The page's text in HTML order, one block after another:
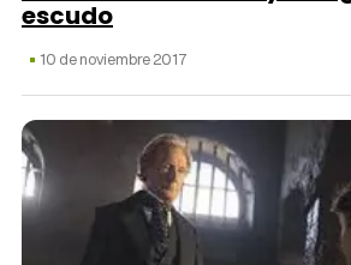
escudo
10 de noviembre 2017